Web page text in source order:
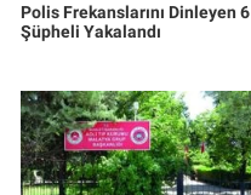
Polis Frekanslarını Dinleyen 6
Şüpheli Yakalandı